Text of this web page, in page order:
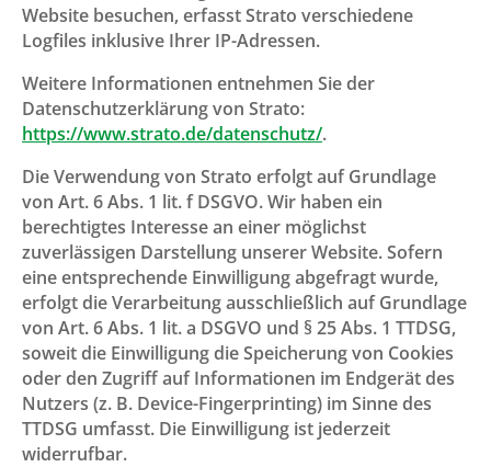
Website besuchen, erfasst Strato verschiedene
Logfiles inklusive Ihrer IP-Adressen.
Weitere Informationen entnehmen Sie der
Datenschutzerklärung von Strato:
https://www.strato.de/datenschutz/.
Die Verwendung von Strato erfolgt auf Grundlage
von Art. 6 Abs. 1 lit. f DSGVO. Wir haben ein
berechtigtes Interesse an einer möglichst
zuverlässigen Darstellung unserer Website. Sofern
eine entsprechende Einwilligung abgefragt wurde,
erfolgt die Verarbeitung ausschließlich auf Grundlage
von Art. 6 Abs. 1 lit. a DSGVO und § 25 Abs. 1 TTDSG,
soweit die Einwilligung die Speicherung von Cookies
oder den Zugriff auf Informationen im Endgerät des
Nutzers (z. B. Device-Fingerprinting) im Sinne des
TTDSG umfasst. Die Einwilligung ist jederzeit
widerrufbar.